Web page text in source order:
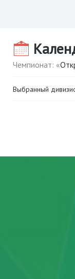
Чемпионат: «
Выбранный